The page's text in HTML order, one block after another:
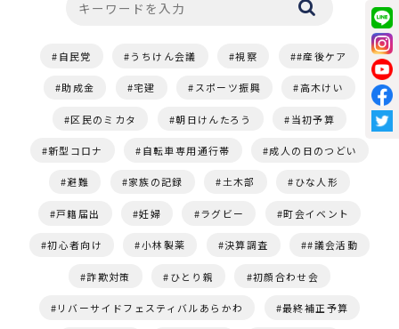
自民党 うちけん会議 視察 #産後ケア
助成金 宅建 スポーツ振興 高木けい
区民のミカタ 朝日けんたろう 当初予算
新型コロナ 自転車専用通行帯 成人の日のつどい
避難 家族の記録 土木部 ひな人形
戸籍届出 妊婦 ラグビー 町会イベント
初心者向け 小林製薬 決算調査 #議会活動
詐欺対策 ひとり親 初顔合わせ会
リバーサイドフェスティバルあらかわ 最終補正予算